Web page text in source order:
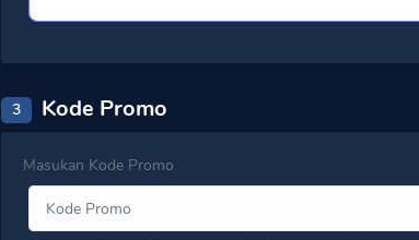
3 Kode Promo
Masukan Kode Promo